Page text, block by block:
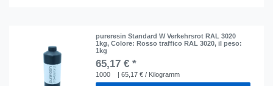
pureresin Standard W Verkehrsrot RAL 3020
1kg, Colore: Rosso traffico RAL 3020, il peso:
1kg
65,17 € *
1000 | 65,17 € / Kilogramm